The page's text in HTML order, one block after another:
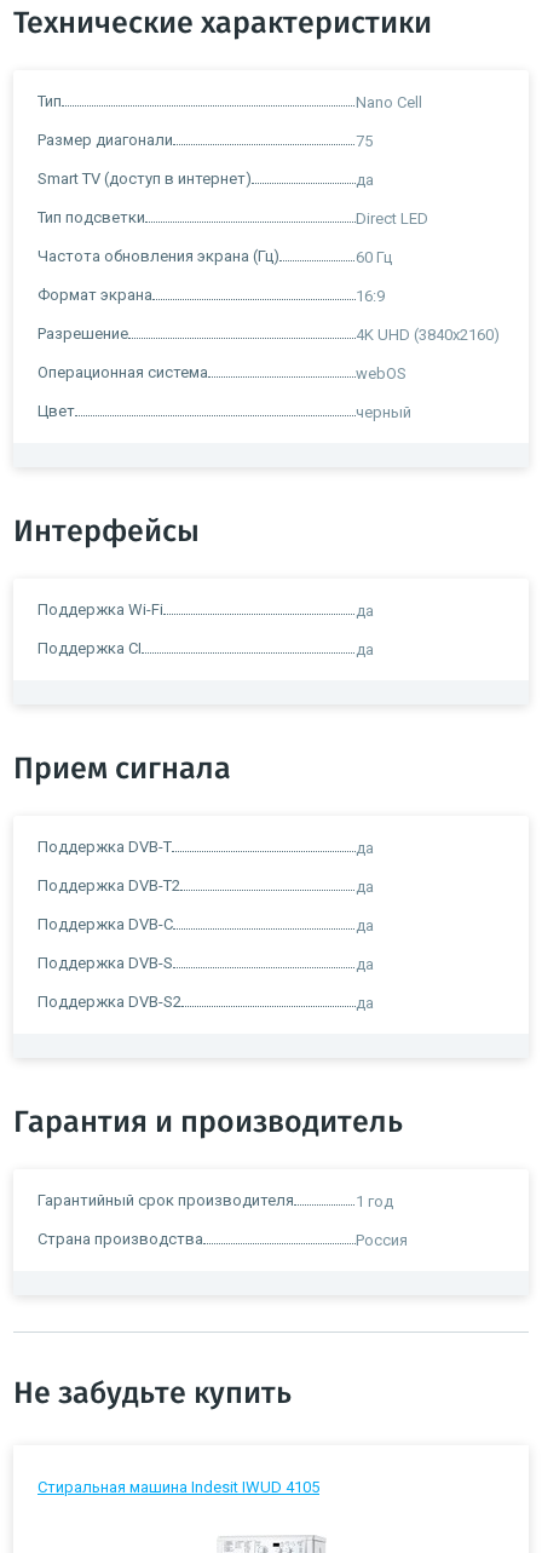
Технические характеристики
Тип Nano Cell
Размер диагонали 75
Smart TV (доступ в интернет) да
Тип подсветки Direct LED
Частота обновления экрана (Гц) 60 Гц
Формат экрана 16:9
Разрешение 4K UHD (3840x2160)
Операционная система webOS
Цвет черный
Интерфейсы
Поддержка Wi-Fi да
Поддержка CI да
Прием сигнала
Поддержка DVB-T да
Поддержка DVB-T2 да
Поддержка DVB-C да
Поддержка DVB-S да
Поддержка DVB-S2 да
Гарантия и производитель
Гарантийный срок производителя 1 год
Страна производства Россия
Не забудьте купить
Стиральная машина Indesit IWUD 4105